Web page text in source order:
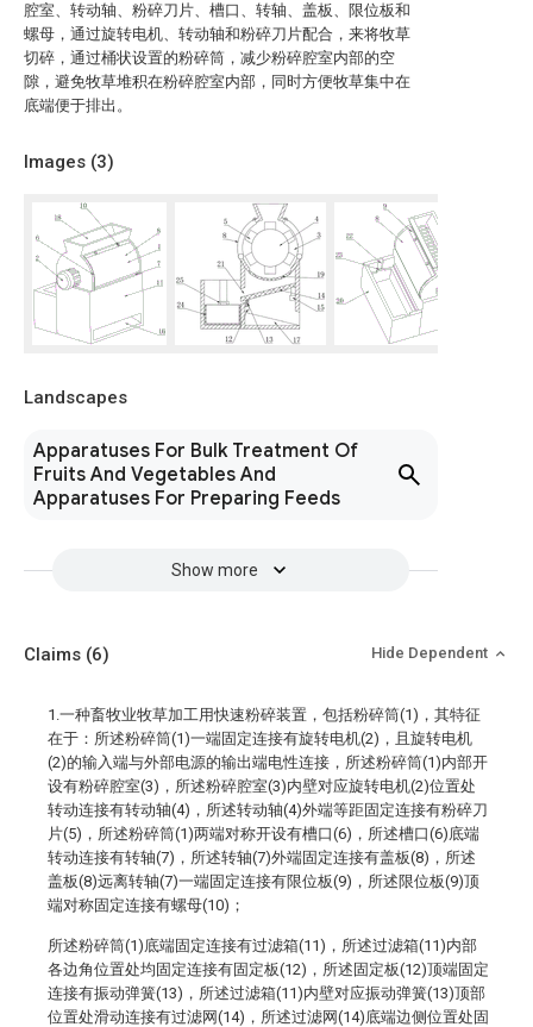
腔室、转动轴、粉碎刀片、槽口、转轴、盖板、限位板和
螺母，通过旋转电机、转动轴和粉碎刀片配合，来将牧草
切碎，通过桶状设置的粉碎筒，减少粉碎腔室内部的空
隙，避免牧草堆积在粉碎腔室内部，同时方便牧草集中在
底端便于排出。
Images (3)
Landscapes
Apparatuses For Bulk Treatment Of
Fruits And Vegetables And
Apparatuses For Preparing Feeds
Show more
Claims (6) Hide Dependent
1.一种畜牧业牧草加工用快速粉碎装置，包括粉碎筒(1)，其特征
在于：所述粉碎筒(1)一端固定连接有旋转电机(2)，且旋转电机
(2)的输入端与外部电源的输出端电性连接，所述粉碎筒(1)内部开
设有粉碎腔室(3)，所述粉碎腔室(3)内壁对应旋转电机(2)位置处
转动连接有转动轴(4)，所述转动轴(4)外端等距固定连接有粉碎刀
片(5)，所述粉碎筒(1)两端对称开设有槽口(6)，所述槽口(6)底端
转动连接有转轴(7)，所述转轴(7)外端固定连接有盖板(8)，所述
盖板(8)远离转轴(7)一端固定连接有限位板(9)，所述限位板(9)顶
端对称固定连接有螺母(10)；
所述粉碎筒(1)底端固定连接有过滤箱(11)，所述过滤箱(11)内部
各边角位置处均固定连接有固定板(12)，所述固定板(12)顶端固定
连接有振动弹簧(13)，所述过滤箱(11)内壁对应振动弹簧(13)顶部
位置处滑动连接有过滤网(14)，所述过滤网(14)底端边侧位置处固